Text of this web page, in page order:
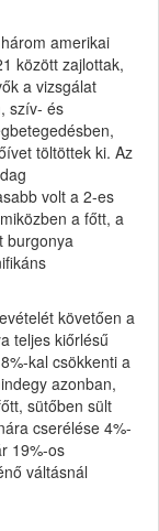
amerikai
között zajlottak,
a vizsgálat
szív- és
töltöttek ki. Az
volt a 2-es
a főtt, a
burgonya
követően a
teljes kiőrlésű
kal csökkenti a
azonban,
sütőben sült
cserélése 4%-
19%-os
váltásnál